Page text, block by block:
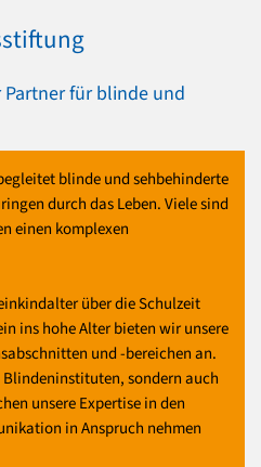
für blinde und
blinde und sehbehinderte
durch das Leben. Viele sind
einen komplexen
über die Schulzeit
ins hohe Alter bieten wir unsere
und -bereichen an.
sondern auch
unsere Expertise in den
in Anspruch nehmen